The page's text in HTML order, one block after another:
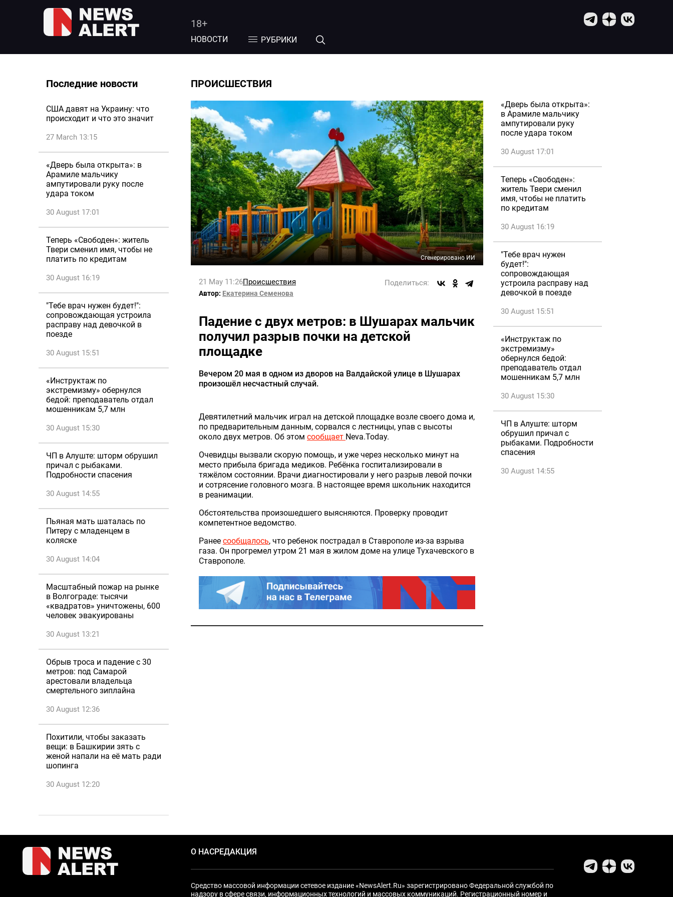
18+
НОВОСТИ РУБРИКИ
Последние новости
США давят на Украину: что
происходит и что это значит
27 March 13:15
«Дверь была открыта»: в
Арамиле мальчику
ампутировали руку после
удара током
30 August 17:01
Теперь «Свободен»: житель
Твери сменил имя, чтобы не
платить по кредитам
30 August 16:19
"Тебе врач нужен будет!":
сопровождающая устроила
расправу над девочкой в
поезде
30 August 15:51
«Инструктаж по
экстремизму» обернулся
бедой: преподаватель отдал
мошенникам 5,7 млн
30 August 15:30
ЧП в Алуште: шторм обрушил
причал с рыбаками.
Подробности спасения
30 August 14:55
Пьяная мать шаталась по
Питеру с младенцем в
коляске
30 August 14:04
Масштабный пожар на рынке
в Волгограде: тысячи
«квадратов» уничтожены, 600
человек эвакуированы
30 August 13:21
Обрыв троса и падение с 30
метров: под Самарой
арестовали владельца
смертельного зиплайна
30 August 12:36
Похитили, чтобы заказать
вещи: в Башкирии зять с
женой напали на её мать ради
шопинга
30 August 12:20
ПРОИСШЕСТВИЯ
Сгенерировано ИИ
21 May 11:26Происшествия Поделиться:
Автор: Екатерина Семенова
Падение с двух метров: в Шушарах мальчик
получил разрыв почки на детской
площадке
Вечером 20 мая в одном из дворов на Валдайской улице в Шушарах
произошёл несчастный случай.
Девятилетний мальчик играл на детской площадке возле своего дома и,
по предварительным данным, сорвался с лестницы, упав с высоты
около двух метров. Об этом сообщает Neva.Today.
Очевидцы вызвали скорую помощь, и уже через несколько минут на
место прибыла бригада медиков. Ребёнка госпитализировали в
тяжёлом состоянии. Врачи диагностировали у него разрыв левой почки
и сотрясение головного мозга. В настоящее время школьник находится
в реанимации.
Обстоятельства произошедшего выясняются. Проверку проводит
компетентное ведомство.
Ранее сообщалось, что ребенок пострадал в Ставрополе из-за взрыва
газа. Он прогремел утром 21 мая в жилом доме на улице Тухачевского в
Ставрополе.
«Дверь была открыта»:
в Арамиле мальчику
ампутировали руку
после удара током
30 August 17:01
Теперь «Свободен»:
житель Твери сменил
имя, чтобы не платить
по кредитам
30 August 16:19
"Тебе врач нужен
будет!":
сопровождающая
устроила расправу над
девочкой в поезде
30 August 15:51
«Инструктаж по
экстремизму»
обернулся бедой:
преподаватель отдал
мошенникам 5,7 млн
30 August 15:30
ЧП в Алуште: шторм
обрушил причал с
рыбаками. Подробности
спасения
30 August 14:55
О НАСРЕДАКЦИЯ
Средство массовой информации сетевое издание «NewsAlert.Ru» зарегистрировано Федеральной службой по
надзору в сфере связи, информационных технологий и массовых коммуникаций. Регистрационный номер и